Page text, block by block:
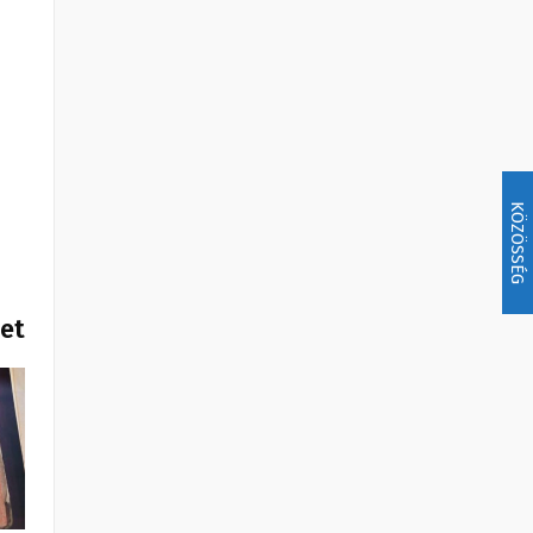
KÖZÖSSÉG